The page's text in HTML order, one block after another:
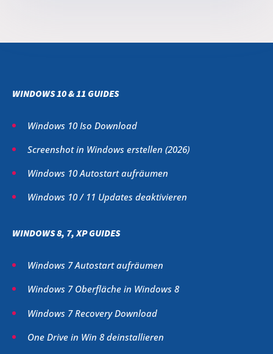
WINDOWS 10 & 11 GUIDES
Windows 10 Iso Download
Screenshot in Windows erstellen (2026)
Windows 10 Autostart aufräumen
Windows 10 / 11 Updates deaktivieren
WINDOWS 8, 7, XP GUIDES
Windows 7 Autostart aufräumen
Windows 7 Oberfläche in Windows 8
Windows 7 Recovery Download
One Drive in Win 8 deinstallieren